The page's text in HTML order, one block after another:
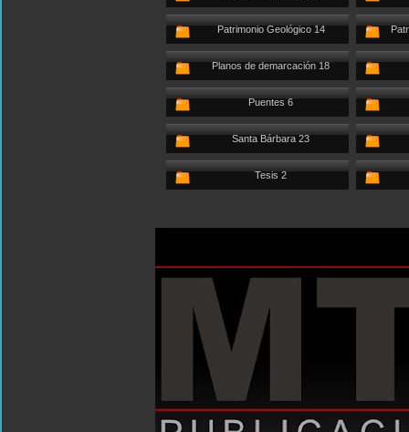
Patrimonio Geológico 14
Planos de demarcación 18
Puentes 6
Santa Bárbara 23
Tesis 2